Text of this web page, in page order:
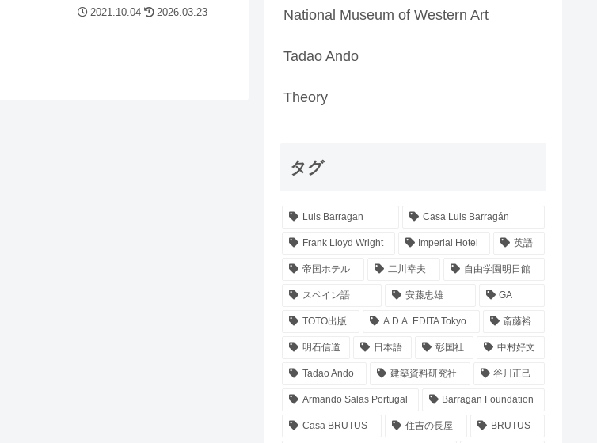
2021.10.04 2026.03.23 National Museum of Western Art
Tadao Ando
Theory
タグ
Luis Barragan Casa Luis Barragán
Frank Lloyd Wright Imperial Hotel 英語
帝国ホテル 二川幸夫 自由学園明日館
スペイン語 安藤忠雄 GA
TOTO出版 A.D.A. EDITA Tokyo 斎藤裕
明石信道 日本語 彰国社 中村好文
Tadao Ando 建築資料研究社 谷川正己
Armando Salas Portugal Barragan Foundation
Casa BRUTUS 住吉の長屋 BRUTUS